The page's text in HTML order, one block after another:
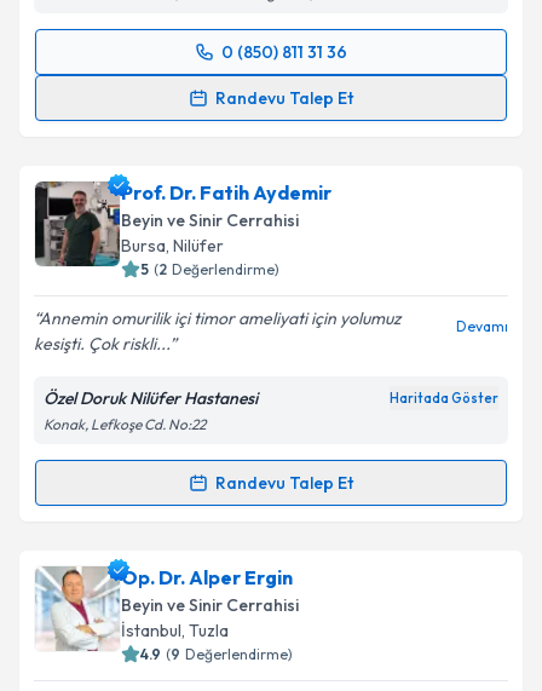
Kişisel verilerimin işlenmesine ilişkin
Metni'ni okudum ve kişisel verilerimin belirtilen
kapsamda işlenmesini kabul ediyorum.
Takvim Talebini Gönder
0 (850) 811 31 36
Randevu Talep Et
Randevu Takvimi Talebi
takvim hazırlandığında e-posta ile bilgilendireceğiz.
E-posta Adresiniz
kapsamda işlenmesini kabul ediyorum.
Takvim Talebini Gönder
Prof. Dr. Fatih Aydemir
Beyin ve Sinir Cerrahisi
Bursa, Nilüfer
5 (2 Değerlendirme)
Annemin omurilik içi timor ameliyati için yolumuz
kesişti. Çok riskli...
Devamı
Özel Doruk Nilüfer Hastanesi Haritada Göster
Konak, Lefkoşe Cd. No:22
Randevu Talep Et
Randevu Takvimi Talebi
Prof. Dr. Fatih Aydemiriçin randevu takvimi talebi
oluşturun. Size bu uzmandan randevu almanız için bir
takvim hazırlandığında e-posta ile bilgilendireceğiz.
Op. Dr. Alper Ergin
Beyin ve Sinir Cerrahisi
İstanbul, Tuzla
4.9 (9 Değerlendirme)